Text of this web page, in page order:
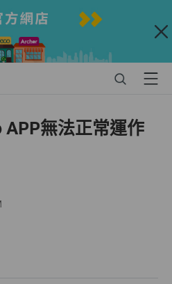
Close
SearchMenu
無法正常運作